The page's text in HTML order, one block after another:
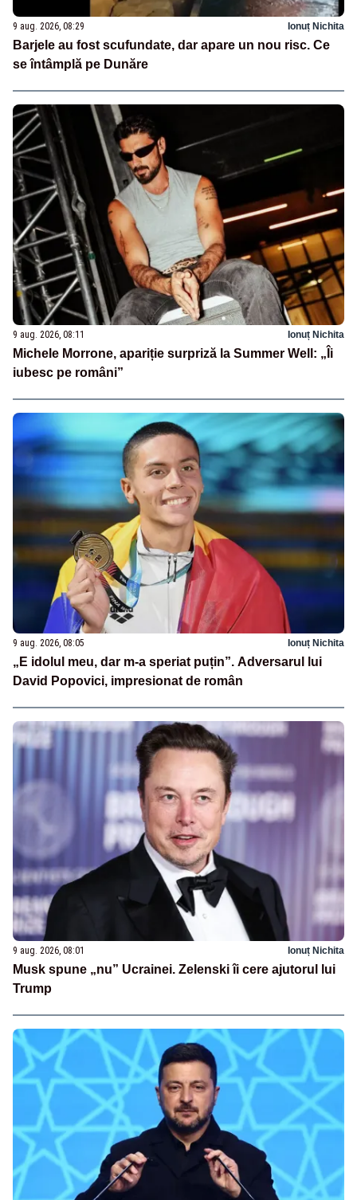
9 aug. 2026, 08:29 Ionuț Nichita
Barjele au fost scufundate, dar apare un nou risc. Ce
se întâmplă pe Dunăre
9 aug. 2026, 08:11 Ionuț Nichita
Michele Morrone, apariție surpriză la Summer Well: „Îi
iubesc pe români”
9 aug. 2026, 08:05 Ionuț Nichita
„E idolul meu, dar m-a speriat puțin”. Adversarul lui
David Popovici, impresionat de român
9 aug. 2026, 08:01 Ionuț Nichita
Musk spune „nu” Ucrainei. Zelenski îi cere ajutorul lui
Trump